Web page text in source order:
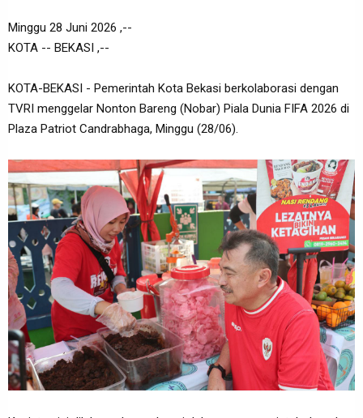
Minggu 28 Juni 2026 ,--
KOTA -- BEKASI ,--
KOTA-BEKASI - Pemerintah Kota Bekasi berkolaborasi dengan
TVRI menggelar Nonton Bareng (Nobar) Piala Dunia FIFA 2026 di
Plaza Patriot Candrabhaga, Minggu (28/06).